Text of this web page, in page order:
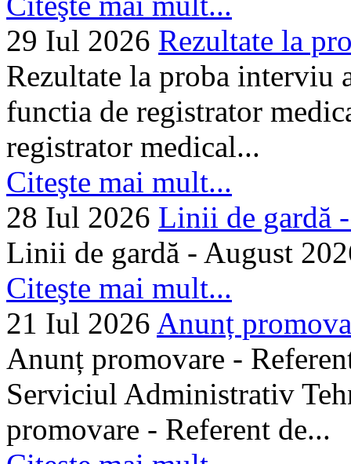
29 Iul 2026 Rezultate la
Rezultate la proba interviu
functia de registrator
registrator medical...
Citeşte mai mult...
28 Iul 2026 Linii de gardă
Linii de gardă - August
Citeşte mai mult...
21 Iul 2026 Anunț
Anunț promovare -
Serviciul Administrativ
promovare - Referent de...